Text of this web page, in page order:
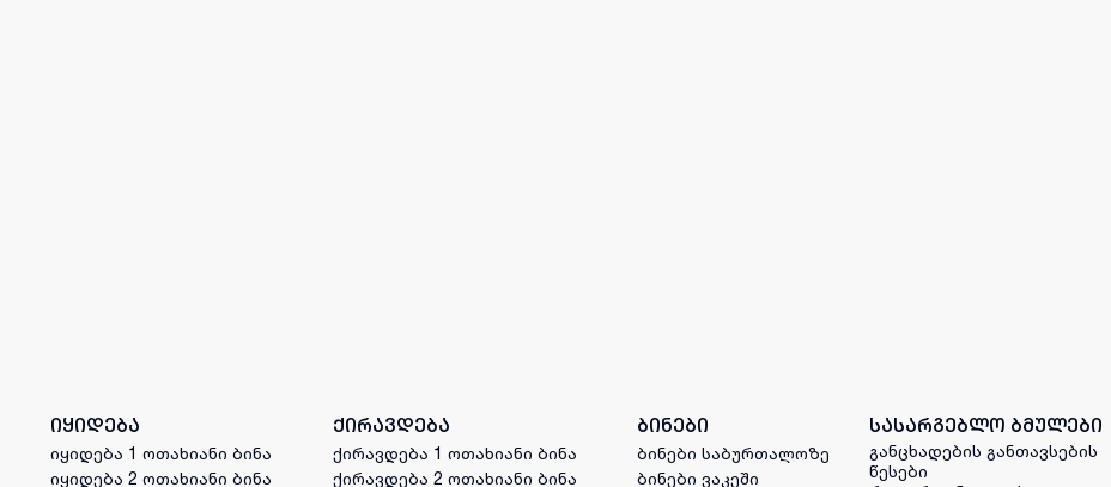
იყიდება
იყიდება 1 ოთახიანი ბინა
იყიდება 2 ოთახიანი ბინა
ქირავდება
ქირავდება 1 ოთახიანი ბინა
ქირავდება 2 ოთახიანი ბინა
ბინები
ბინები საბურთალოზე
ბინები ვაკეში
სასარგებლო ბმულები
განცხადების განთავსების
წესები